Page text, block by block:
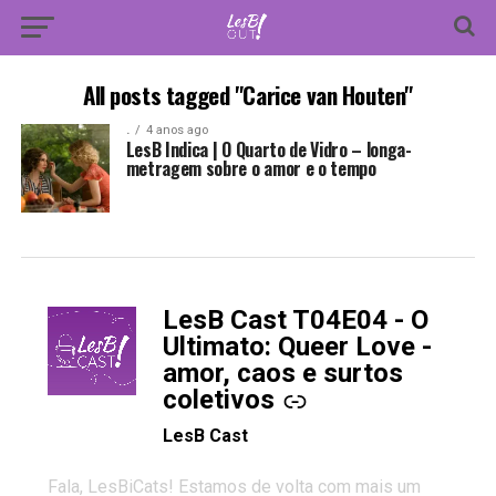
All posts tagged "Carice van Houten"
. 4 anos ago
LesB Indica | O Quarto de Vidro – longa-
metragem sobre o amor e o tempo
LesB Cast T04E04 - O
Ultimato: Queer Love -
amor, caos e surtos
coletivos
-
LesB Cast
Fala, LesBiCats! Estamos de volta com mais um